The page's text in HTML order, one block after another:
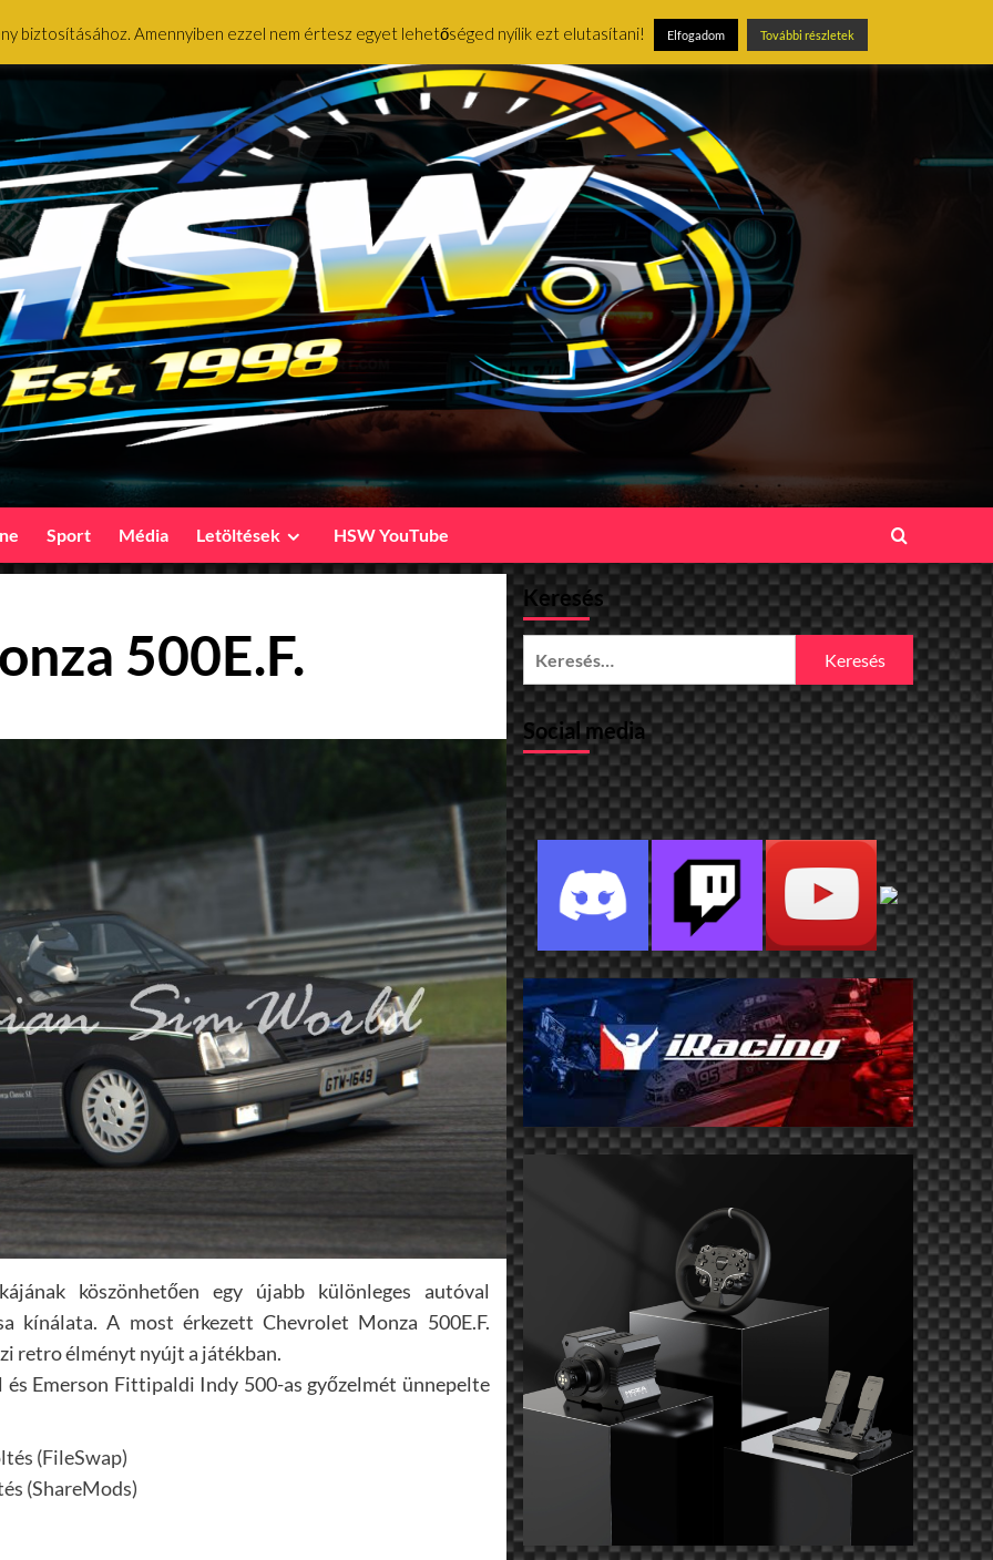
Sport Média Letöltések HSW YouTube
500E.F.
köszönhetően egy újabb különleges autóval
kínálata. A most érkezett Chevrolet Monza 500E.F.
retro élményt nyújt a játékban.
Emerson Fittipaldi Indy 500-as győzelmét ünnepelte
(FileSwap)
(ShareMods)
Keresés
Keresés:
Social media
biztosításához. Amennyiben ezzel nem értesz egyet lehetőséged nyílik ezt elutasítani! Elfogadom További részletek